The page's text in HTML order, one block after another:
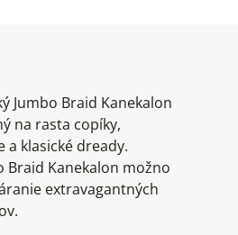
Jumbo Braid Kanekalon
na rasta copíky,
a klasické dready.
Braid Kanekalon možno
extravagantných